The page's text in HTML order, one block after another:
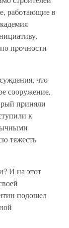
работающие в
прочности
что
сооружение,
приняли
к
тяжесть
И на этот
подошел